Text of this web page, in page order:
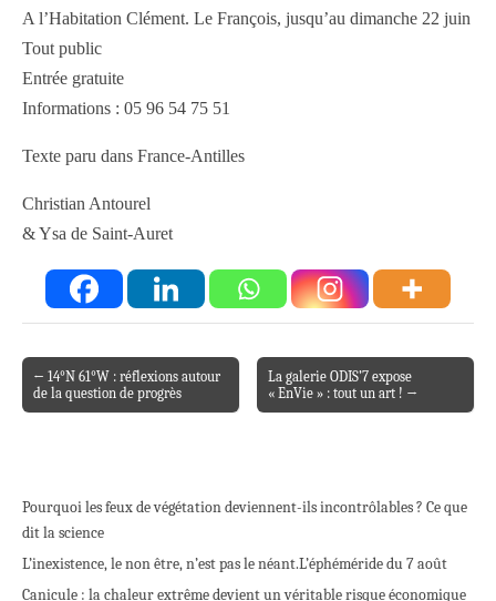
A l’Habitation Clément. Le François, jusqu’au dimanche 22 juin
Tout public
Entrée gratuite
Informations : 05 96 54 75 51
Texte paru dans France-Antilles
Christian Antourel
& Ysa de Saint-Auret
Post navigation
← 14°N 61°W : réflexions autour
de la question de progrès
La galerie ODIS’7 expose
« EnVie » : tout un art ! →
Pourquoi les feux de végétation deviennent-ils incontrôlables ? Ce que
dit la science
L’inexistence, le non être, n’est pas le néant.L’éphéméride du 7 août
Canicule : la chaleur extrême devient un véritable risque économique